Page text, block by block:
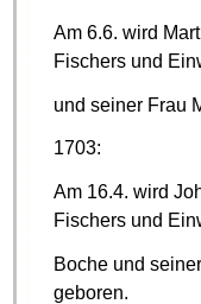
Am 6.6. wird
Fischers und
und seiner Frau
1703:
Am 16.4. wird
Fischers und
Boche und
geboren.